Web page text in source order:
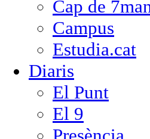
Cap de
Campus
Estudia.cat
Diaris
El Punt
El 9